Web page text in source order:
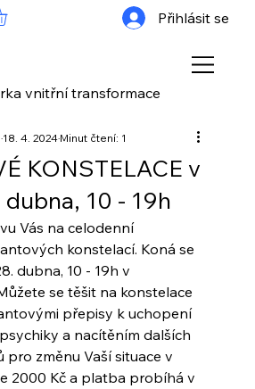
vnitřní transformace
Přihlásit se
KONSTELACE v
10 - 19h
18. 4. 2024Minut čtení: 1
Vás na celodenní
konstelací. Koná se
dubna, 10 - 19h v
se těšit na konstelace
přepisy k uchopení
a nacítěním dalších
pro změnu Vaší situace v
2000 Kč a platba probíhá v